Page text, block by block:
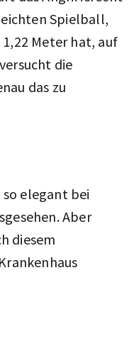
Spielball,
Meter hat, auf
die
das zu
elegant bei
Aber
diesem